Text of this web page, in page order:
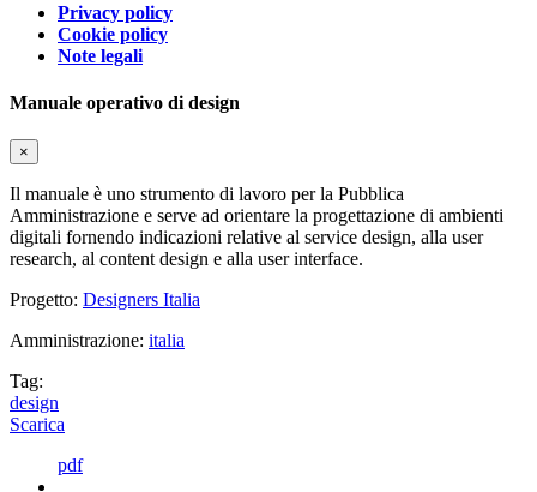
Privacy policy
Cookie policy
Note legali
Manuale operativo di design
×
Il manuale è uno strumento di lavoro per la Pubblica
Amministrazione e serve ad orientare la progettazione di ambienti
digitali fornendo indicazioni relative al service design, alla user
research, al content design e alla user interface.
Progetto: Designers Italia
Amministrazione: italia
Tag:
design
Scarica
pdf